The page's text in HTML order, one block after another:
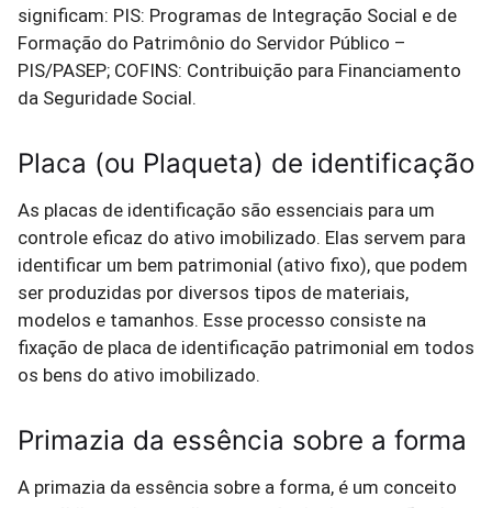
significam: PIS: Programas de Integração Social e de
Formação do Patrimônio do Servidor Público –
PIS/PASEP; COFINS: Contribuição para Financiamento
da Seguridade Social.
Placa (ou Plaqueta) de identificação
As placas de identificação são essenciais para um
controle eficaz do ativo imobilizado. Elas servem para
identificar um bem patrimonial (ativo fixo), que podem
ser produzidas por diversos tipos de materiais,
modelos e tamanhos. Esse processo consiste na
fixação de placa de identificação patrimonial em todos
os bens do ativo imobilizado.
Primazia da essência sobre a forma
A primazia da essência sobre a forma, é um conceito